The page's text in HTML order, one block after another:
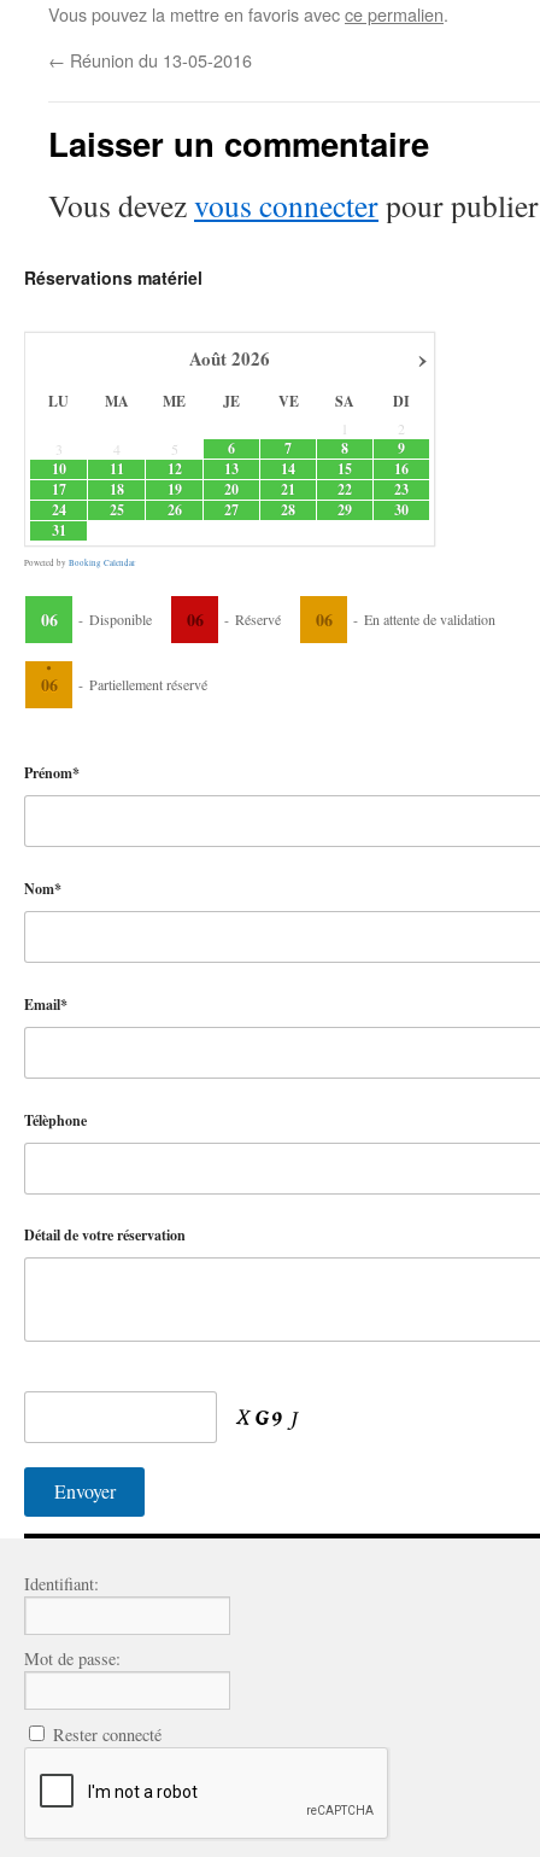
Vous pouvez la mettre en favoris avecce permalien.
← Réunion du 13-05-2016
Laisser un commentaire
Vous devezvous connecterpour
Réservations matériel
›
Août2026
LU MA ME JE VE SA DI
1
2
3
4 5 6 7 8
9
10
11 12 13 14 15
16
17
18 19 20 21 22
23
24
25 26 27 28 29
30
31
Powered by Booking Calendar
06 - Disponible 06 - Réservé 06 - En attente de validation
·
06 - Partiellement réservé
Prénom*
Nom*
Email*
Télèphone
Détail de votre réservation
Identifiant:
Mot de passe:
Rester connecté